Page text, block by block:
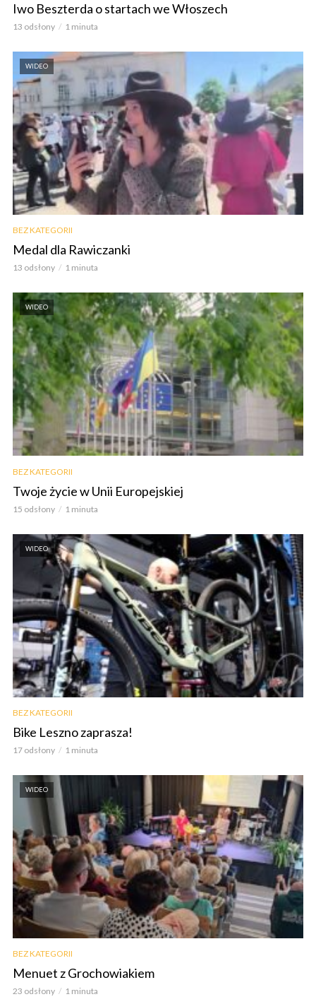
Iwo Beszterda o startach we Włoszech
13 odsłony 1 minuta
WIDEO
BEZ KATEGORII
Medal dla Rawiczanki
13 odsłony 1 minuta
WIDEO
BEZ KATEGORII
Twoje życie w Unii Europejskiej
15 odsłony 1 minuta
WIDEO
BEZ KATEGORII
Bike Leszno zaprasza!
17 odsłony 1 minuta
WIDEO
BEZ KATEGORII
Menuet z Grochowiakiem
23 odsłony 1 minuta